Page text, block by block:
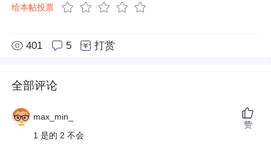
给本帖投票
401 5 打赏
全部评论
max_min_
1 是的 2 不会
赞